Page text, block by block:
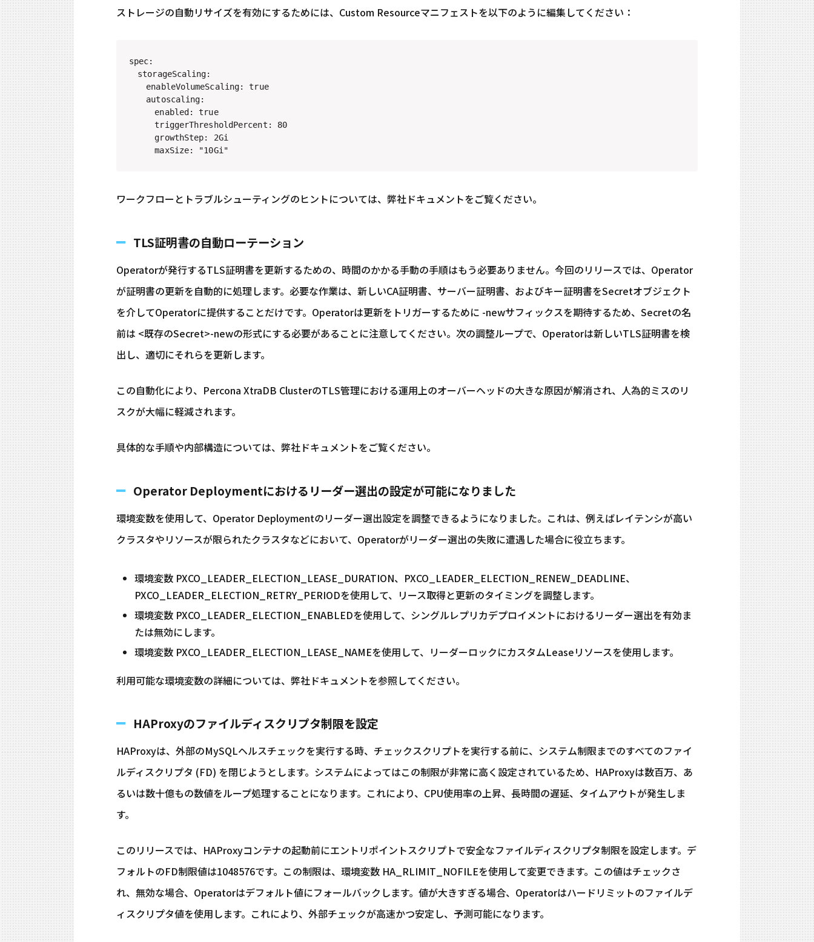
ストレージの自動リサイズを有効にするためには、Custom Resourceマニフェストを以下のように編集してください：
spec:
storageScaling:
enableVolumeScaling: true
autoscaling:
enabled: true
triggerThresholdPercent: 80
growthStep: 2Gi
maxSize: "10Gi"
ワークフローとトラブルシューティングのヒントについては、弊社ドキュメントをご覧ください。
TLS証明書の自動ローテーション
Operatorが発行するTLS証明書を更新するための、時間のかかる手動の手順はもう必要ありません。今回のリリースでは、Operator
が証明書の更新を自動的に処理します。必要な作業は、新しいCA証明書、サーバー証明書、およびキー証明書をSecretオブジェクト
を介してOperatorに提供することだけです。Operatorは更新をトリガーするために -newサフィックスを期待するため、Secretの名
前は <既存のSecret>-newの形式にする必要があることに注意してください。次の調整ループで、Operatorは新しいTLS証明書を検
出し、適切にそれらを更新します。
この自動化により、Percona XtraDB ClusterのTLS管理における運用上のオーバーヘッドの大きな原因が解消され、人為的ミスのリ
スクが大幅に軽減されます。
具体的な手順や内部構造については、弊社ドキュメントをご覧ください。
Operator Deploymentにおけるリーダー選出の設定が可能になりました
環境変数を使用して、Operator Deploymentのリーダー選出設定を調整できるようになりました。これは、例えばレイテンシが高い
クラスタやリソースが限られたクラスタなどにおいて、Operatorがリーダー選出の失敗に遭遇した場合に役立ちます。
環境変数 PXCO_LEADER_ELECTION_LEASE_DURATION、PXCO_LEADER_ELECTION_RENEW_DEADLINE、
PXCO_LEADER_ELECTION_RETRY_PERIODを使用して、リース取得と更新のタイミングを調整します。
環境変数 PXCO_LEADER_ELECTION_ENABLEDを使用して、シングルレプリカデプロイメントにおけるリーダー選出を有効ま
たは無効にします。
環境変数 PXCO_LEADER_ELECTION_LEASE_NAMEを使用して、リーダーロックにカスタムLeaseリソースを使用します。
利用可能な環境変数の詳細については、弊社ドキュメントを参照してください。
HAProxyのファイルディスクリプタ制限を設定
HAProxyは、外部のMySQLヘルスチェックを実行する時、チェックスクリプトを実行する前に、システム制限までのすべてのファイ
ルディスクリプタ (FD) を閉じようとします。システムによってはこの制限が非常に高く設定されているため、HAProxyは数百万、あ
るいは数十億もの数値をループ処理することになります。これにより、CPU使用率の上昇、長時間の遅延、タイムアウトが発生しま
す。
このリリースでは、HAProxyコンテナの起動前にエントリポイントスクリプトで安全なファイルディスクリプタ制限を設定します。デ
フォルトのFD制限値は1048576です。この制限は、環境変数 HA_RLIMIT_NOFILEを使用して変更できます。この値はチェックさ
れ、無効な場合、Operatorはデフォルト値にフォールバックします。値が大きすぎる場合、Operatorはハードリミットのファイルデ
ィスクリプタ値を使用します。これにより、外部チェックが高速かつ安定し、予測可能になります。